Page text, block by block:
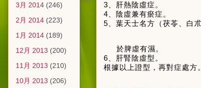
3 、肝熱陰虛症。
4 、陰虛兼有瘀症。
5 、葉天士名方（茯苓、白
於脾虛有濕。
6 、肝腎陰虛型。
根據以上證型，再對症處方
3月 2014 (246)
2月 2014 (223)
1月 2014 (189)
12月 2013 (200)
11月 2013 (210)
10月 2013 (206)